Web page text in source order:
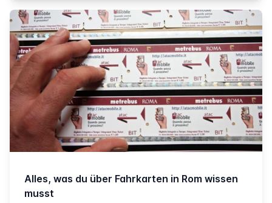
Alles, was du über Fahrkarten in Rom wissen
musst